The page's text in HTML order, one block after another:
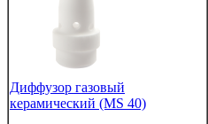
Диффузор газовый
керамический (MS 40)